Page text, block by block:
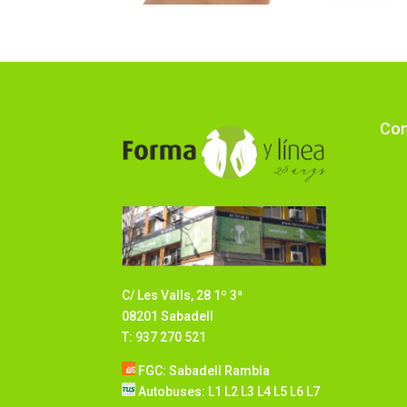
C/ Les Valls, 28 1º 3ª
08201 Sabadell
T: 937 270 521
FGC: Sabadell Rambla
Autobuses: L1 L2 L3 L4 L5 L6 L7